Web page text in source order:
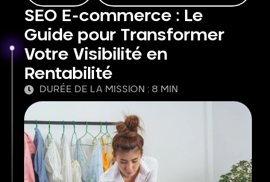
SEO E-commerce : Le
Guide pour Transformer
Votre Visibilité en
Rentabilité
DURÉE DE LA MISSION : 8 MIN